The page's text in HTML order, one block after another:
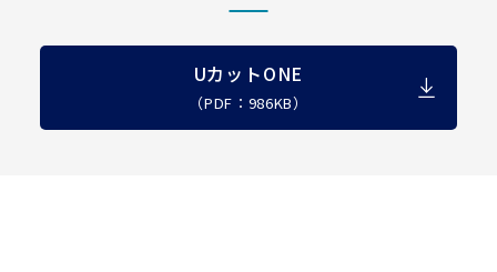
UカットONE
（PDF：986KB）